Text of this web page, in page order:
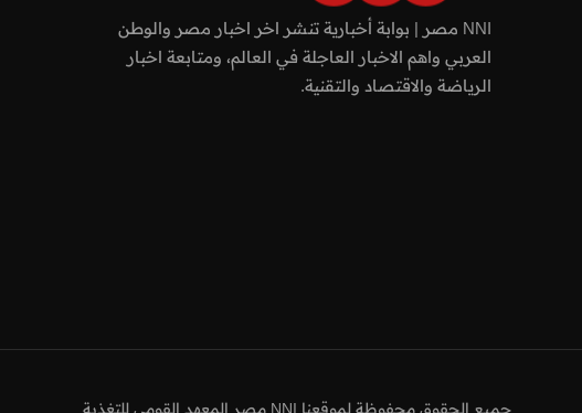
NNI مصر | بوابة أخبارية تنشر اخر اخبار مصر والوطن
العربي واهم الاخبار العاجلة في العالم، ومتابعة اخبار
الرياضة والاقتصاد والتقنية.
جميع الحقوق محفوظة لموقعنا NNI مصر المعهد القومي للتغذية